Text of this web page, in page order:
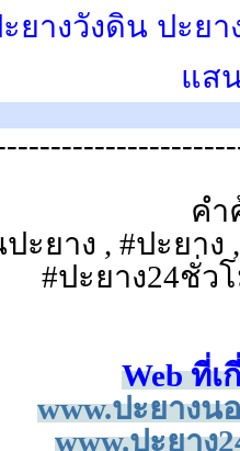
ยางวังดิน ปะย
แส
คำ
ะยาง , #ปะยา
#ปะยาง24ชั่ว
Web ที่
www.ปะยางน
www.ปะยาง